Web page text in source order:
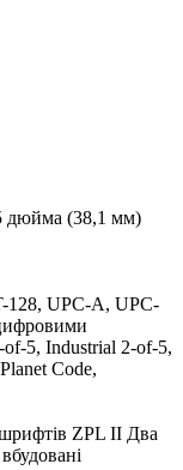
дюйма (38,1 мм)
128, UPC-A, UPC-
of-5, Industrial 2-of-5,
Code,
ZPL II Два